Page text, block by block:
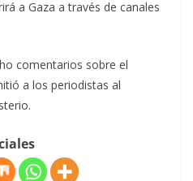
a Gaza a través de canales
comentarios sobre el
a los periodistas al